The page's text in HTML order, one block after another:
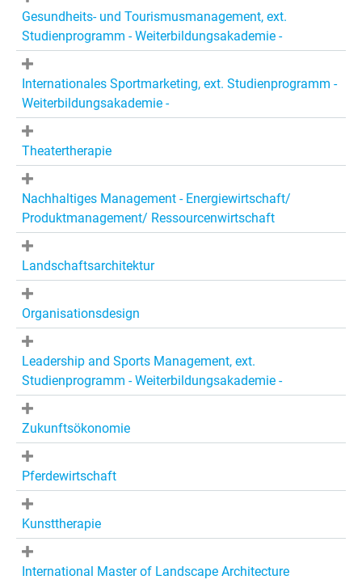
Gesundheits- und Tourismusmanagement, ext.
Studienprogramm - Weiterbildungsakademie -
Internationales Sportmarketing, ext. Studienprogramm -
Weiterbildungsakademie -
Theatertherapie
Nachhaltiges Management - Energiewirtschaft/
Produktmanagement/ Ressourcenwirtschaft
Landschaftsarchitektur
Organisationsdesign
Leadership and Sports Management, ext.
Studienprogramm - Weiterbildungsakademie -
Zukunftsökonomie
Pferdewirtschaft
Kunsttherapie
International Master of Landscape Architecture